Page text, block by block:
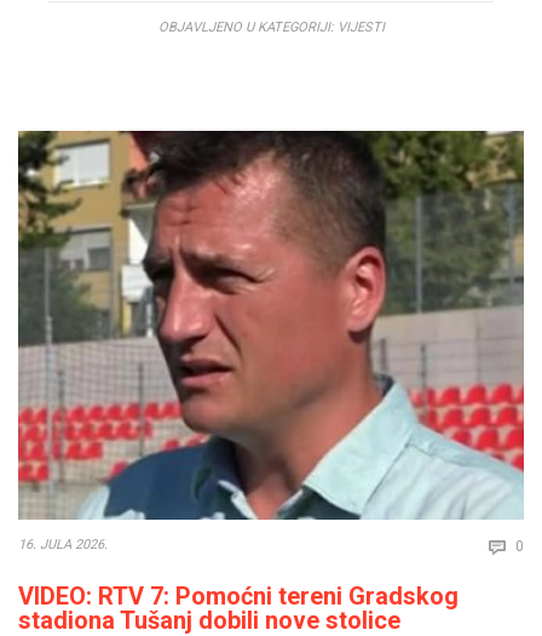
OBJAVLJENO U KATEGORIJI: VIJESTI
16. JULA 2026.  0
VIDEO: RTV 7: Pomoćni tereni Gradskog
stadiona Tušanj dobili nove stolice